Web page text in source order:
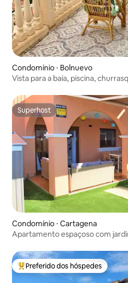
Condomínio ⋅ Bolnuevo
Vista para a baía, piscina,
Superhost
Superhost
Condomínio ⋅ Cartagena
Apartamento espaçoso com
Entre os melhores preferidos dos
Preferido dos hóspedes